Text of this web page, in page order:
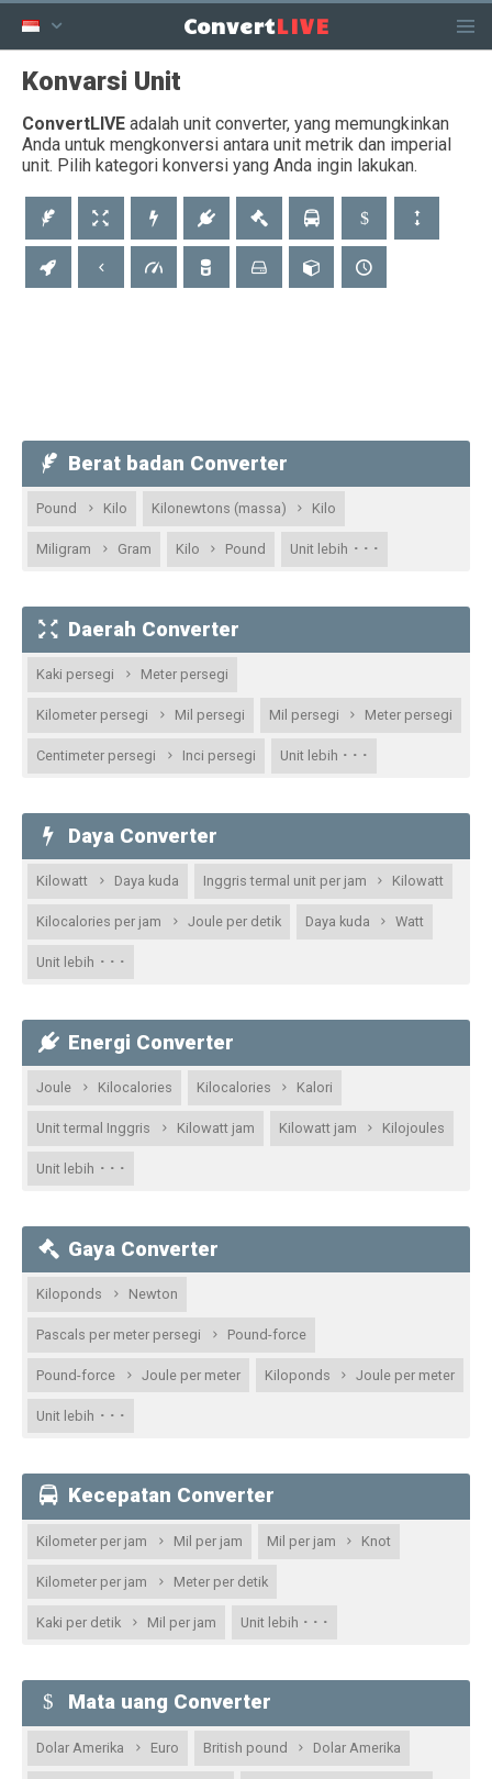
ConvertLIVE
Konvarsi Unit
ConvertLIVE adalah unit converter, yang memungkinkan
Anda untuk mengkonversi antara unit metrik dan imperial
unit. Pilih kategori konversi yang Anda ingin lakukan.
Berat badan Converter
Pound Kilo Kilonewtons (massa) Kilo
Miligram Gram Kilo Pound Unit lebih · · ·
Daerah Converter
Kaki persegi Meter persegi
Kilometer persegi Mil persegi Mil persegi Meter persegi
Centimeter persegi Inci persegi Unit lebih · · ·
Daya Converter
Kilowatt Daya kuda Inggris termal unit per jam Kilowatt
Kilocalories per jam Joule per detik Daya kuda Watt
Unit lebih · · ·
Energi Converter
Joule Kilocalories Kilocalories Kalori
Unit termal Inggris Kilowatt jam Kilowatt jam Kilojoules
Unit lebih · · ·
Gaya Converter
Kiloponds Newton
Pascals per meter persegi Pound-force
Pound-force Joule per meter Kiloponds Joule per meter
Unit lebih · · ·
Kecepatan Converter
Kilometer per jam Mil per jam Mil per jam Knot
Kilometer per jam Meter per detik
Kaki per detik Mil per jam Unit lebih · · ·
Mata uang Converter
Dolar Amerika Euro British pound Dolar Amerika